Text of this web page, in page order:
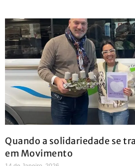
Quando a solidariedade se
em Movimento